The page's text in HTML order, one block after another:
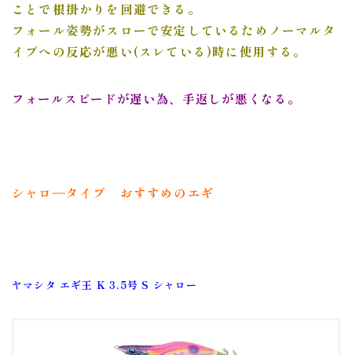
ことで根掛かりを回避できる。
フォール姿勢がスローで安定しているためノーマルタ
イプへの反応が悪い(スレている)時に使用する。
フォールスピードが遅い為、手返しが悪くなる。
シャロ―タイプ おすすめのエギ
ヤマシタ エギ王 K 3.5号 S シャロー